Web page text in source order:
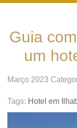
Guia
um
Março 2023
Tags: Hotel em